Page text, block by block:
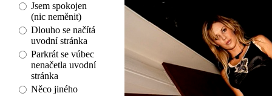
Jsem spokojen
(nic neměnit)
Dlouho se načítá
uvodní stránka
Parkrát se vúbec
nenačetla uvodní
stránka
Něco jiného